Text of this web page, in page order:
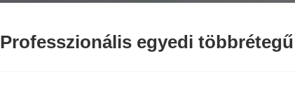
Professzionális egyedi